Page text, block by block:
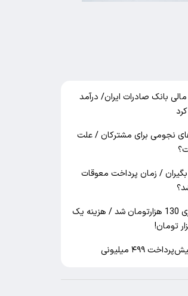
بانک صادرات ایران/ درآمد
نجومی برای مشترکان / علت
/ زمان پرداخت معوقات
نرخ بنزین در تهران لیتری 130 هزارتومان شد / هزینه یک